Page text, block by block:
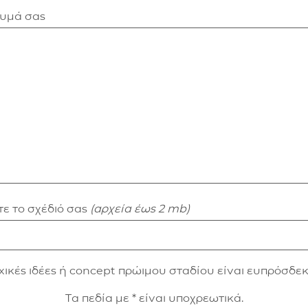
σας
το σχέδιό σας (αρχεία έως 2 mb)
ιδέες ή concept πρώιμου σταδίου είναι
Τα πεδία με * είναι υποχρεωτικά.